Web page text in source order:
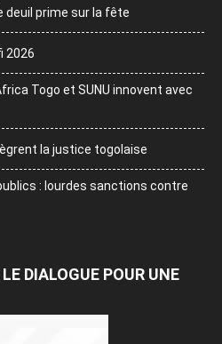
deuil prime sur la fête
2026
Togo et SUNU innovent avec
la justice togolaise
: lourdes sanctions contre
DIALOGUE POUR UNE